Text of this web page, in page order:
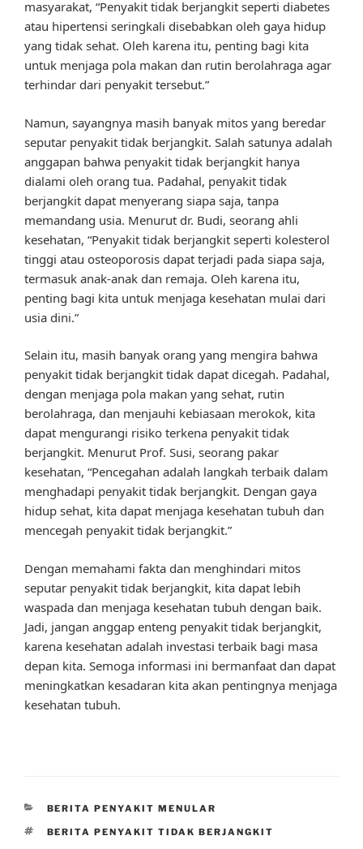
masyarakat, “Penyakit tidak berjangkit seperti diabetes
atau hipertensi seringkali disebabkan oleh gaya hidup
yang tidak sehat. Oleh karena itu, penting bagi kita
untuk menjaga pola makan dan rutin berolahraga agar
terhindar dari penyakit tersebut.”
Namun, sayangnya masih banyak mitos yang beredar
seputar penyakit tidak berjangkit. Salah satunya adalah
anggapan bahwa penyakit tidak berjangkit hanya
dialami oleh orang tua. Padahal, penyakit tidak
berjangkit dapat menyerang siapa saja, tanpa
memandang usia. Menurut dr. Budi, seorang ahli
kesehatan, “Penyakit tidak berjangkit seperti kolesterol
tinggi atau osteoporosis dapat terjadi pada siapa saja,
termasuk anak-anak dan remaja. Oleh karena itu,
penting bagi kita untuk menjaga kesehatan mulai dari
usia dini.”
Selain itu, masih banyak orang yang mengira bahwa
penyakit tidak berjangkit tidak dapat dicegah. Padahal,
dengan menjaga pola makan yang sehat, rutin
berolahraga, dan menjauhi kebiasaan merokok, kita
dapat mengurangi risiko terkena penyakit tidak
berjangkit. Menurut Prof. Susi, seorang pakar
kesehatan, “Pencegahan adalah langkah terbaik dalam
menghadapi penyakit tidak berjangkit. Dengan gaya
hidup sehat, kita dapat menjaga kesehatan tubuh dan
mencegah penyakit tidak berjangkit.”
Dengan memahami fakta dan menghindari mitos
seputar penyakit tidak berjangkit, kita dapat lebih
waspada dan menjaga kesehatan tubuh dengan baik.
Jadi, jangan anggap enteng penyakit tidak berjangkit,
karena kesehatan adalah investasi terbaik bagi masa
depan kita. Semoga informasi ini bermanfaat dan dapat
meningkatkan kesadaran kita akan pentingnya menjaga
kesehatan tubuh.
CATEGORIES
BERITA PENYAKIT MENULAR
TAGS
BERITA PENYAKIT TIDAK BERJANGKIT